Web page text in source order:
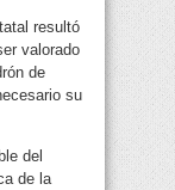
resultó
valorado
de
su
del
de la